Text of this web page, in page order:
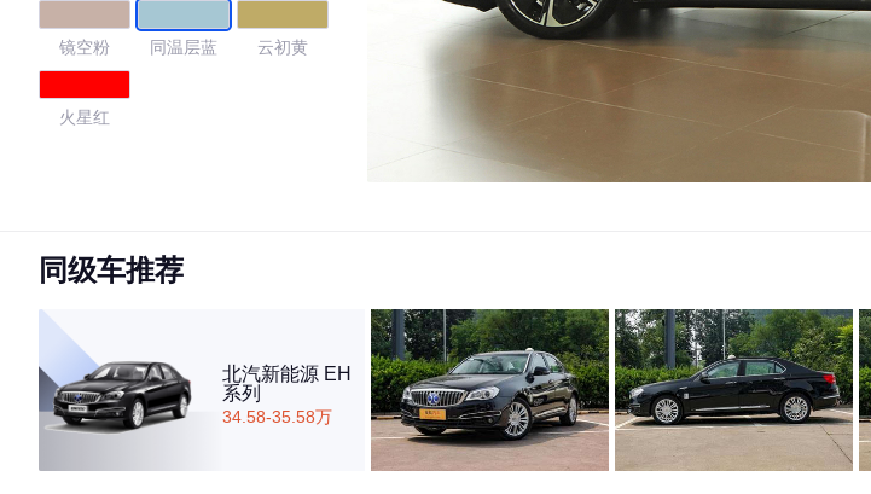
镜空粉 同温层蓝 云初黄
火星红
·内饰表现较为优秀，优于94%同级车
·空间表现一般，低于60%同级车
同级车推荐
北汽新能源 EH
系列
34.58-35.58万